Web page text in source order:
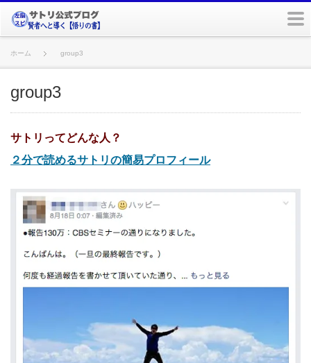
ホーム group3
group3
サトリってどんな人？
２分で読めるサトリの簡易プロフィール